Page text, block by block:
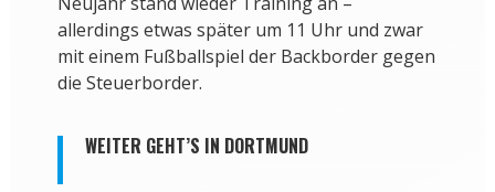
allerdings etwas später um 11 Uhr und zwar
mit einem Fußballspiel der Backborder gegen
die Steuerborder.
WEITER GEHT’S IN DORTMUND